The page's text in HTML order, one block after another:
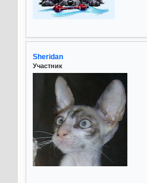
Sheridan
Участник